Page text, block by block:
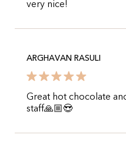
very nice!
ARGHAVAN RASULI
Great hot chocolate
staff🙏🏼😍